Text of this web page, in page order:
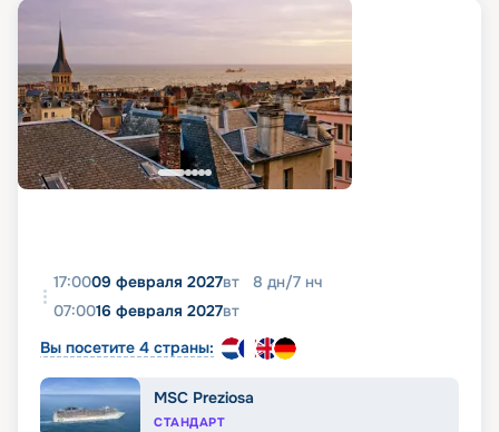
17:0009 февраля 2027вт 8 дн/7 нч
07:0016 февраля 2027вт
Вы посетите 4 страны:
MSC Preziosa
СТАНДАРТ